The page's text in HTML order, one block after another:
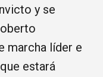
y se
marcha líder e
estará